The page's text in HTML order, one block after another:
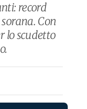
record
Con
lo scudetto